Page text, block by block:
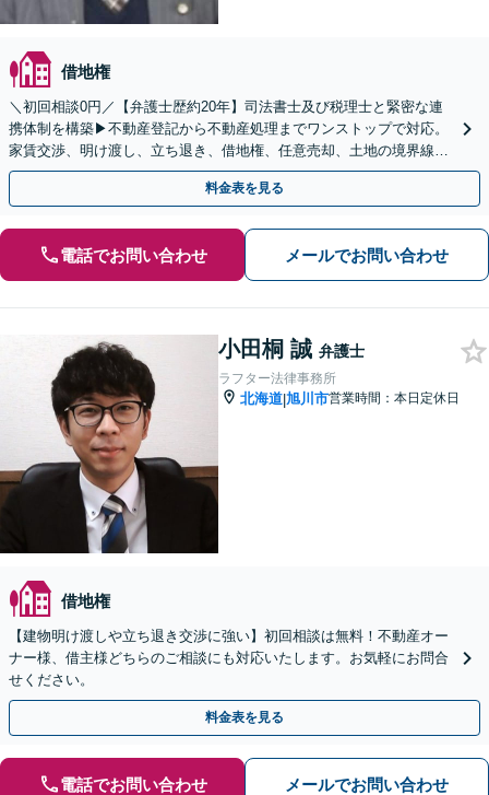
借地権
＼初回相談0円／【弁護士歴約20年】司法書士及び税理士と緊密な連
携体制を構築▶︎不動産登記から不動産処理までワンストップで対応。
家賃交渉、明け渡し、立ち退き、借地権、任意売却、土地の境界線は
お任せください【メディア出演実績多数】
料金表を見る
電話でお問い合わせ メールでお問い合わせ
小田桐 誠 弁護士
ラフター法律事務所
北海道|旭川市営業時間：本日定休日
借地権
【建物明け渡しや立ち退き交渉に強い】初回相談は無料！不動産オー
ナー様、借主様どちらのご相談にも対応いたします。お気軽にお問合
せください。
料金表を見る
電話でお問い合わせ メールでお問い合わせ